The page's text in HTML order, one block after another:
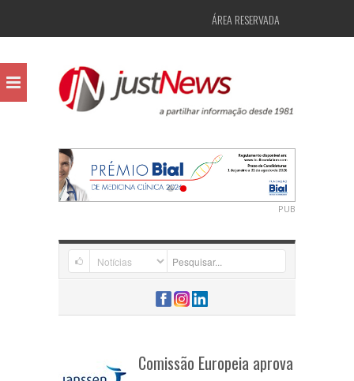
ÁREA RESERVADA
PUB
Comissão Europeia aprova